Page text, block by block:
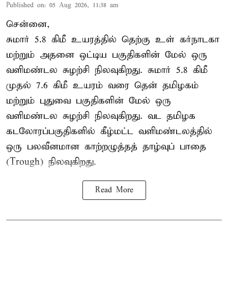
Published on: 05 Aug 2026, 11:38 am
சென்னை,
சுமார் 5.8 கிமீ உயரத்தில் தெற்கு உள் கர்நாடகா
மற்றும் அதனை ஒட்டிய பகுதிகளின் மேல் ஒரு
வளிமண்டல சுழற்சி நிலவுகிறது. சுமார் 5.8 கிமீ
முதல் 7.6 கிமீ உயரம் வரை தென் தமிழகம்
மற்றும் புதுவை பகுதிகளின் மேல் ஒரு
வளிமண்டல சுழற்சி நிலவுகிறது. வட தமிழக
கடலோரப்பகுதிகளில் கீழ்மட்ட வளிமண்டலத்தில்
ஒரு பலவீனமான காற்றழுத்தத் தாழ்வுப் பாதை
(Trough) நிலவுகிறது.
Read More